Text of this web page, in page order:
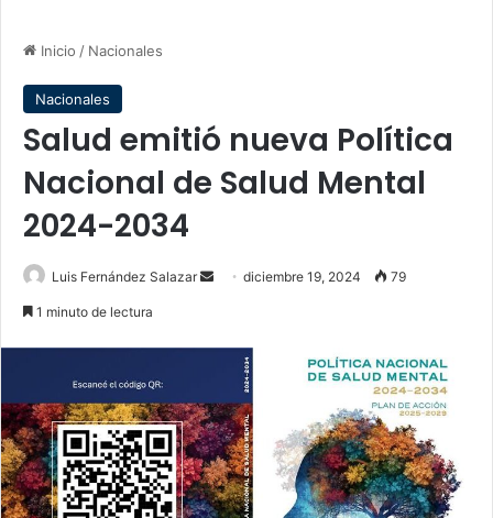
Inicio / Nacionales
Nacionales
Salud emitió nueva Política
Nacional de Salud Mental
2024-2034
Luis Fernández Salazar
Senddiciembre 19, 2024 79
1 minuto de lectura